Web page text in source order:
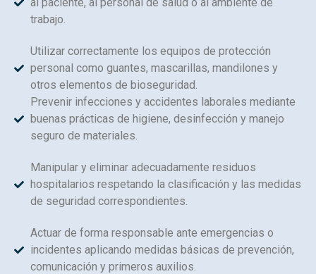
trabajo.
Utilizar correctamente los equipos de protección
personal como guantes, mascarillas, mandilones y
otros elementos de bioseguridad.
Prevenir infecciones y accidentes laborales mediante
buenas prácticas de higiene, desinfección y manejo
seguro de materiales.
Manipular y eliminar adecuadamente residuos
hospitalarios respetando la clasificación y las medidas
de seguridad correspondientes.
Actuar de forma responsable ante emergencias o
incidentes aplicando medidas básicas de prevención,
comunicación y primeros auxilios.